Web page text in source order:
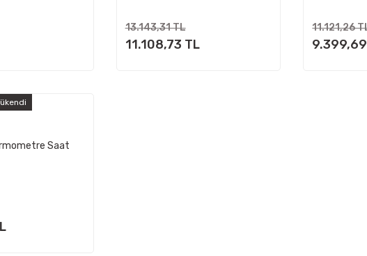
13.143,31 TL
11.108,73 TL
11.121,26
Saat